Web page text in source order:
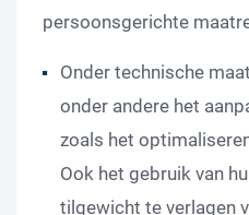
persoonsgerichte
Onder technische
onder andere het
zoals het
Ook het gebruik van
tilgewicht te verlagen